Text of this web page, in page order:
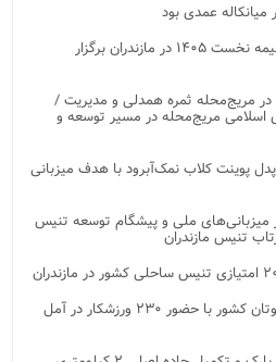
رویدادهای شاخص هنری در نیمه نخست ۱۴۰۵ در مازندران برگزار
در مریج‌محله ثمره همدلی و مدیریت /
اسلامی مریج‌محله در مسیر توسعه و
پوینت کلاب نمک‌آبرود با هدف میزبانی
میزبانی‌های ملی و پیشگام توسعه تنیس
تنیس مازندران
رقابت‌های کشتی آزاد پیشکسوتان کشور با حضور ۲۳۰ ورزشکار در آمل